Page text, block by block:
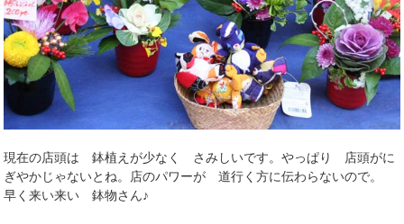
現在の店頭は 鉢植えが少なく さみしいです。やっぱり 店頭がに
ぎやかじゃないとね。店のパワーが 道行く方に伝わらないので。
早く来い来い 鉢物さん♪